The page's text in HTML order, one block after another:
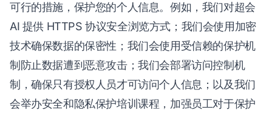
可行的措施，保护您的个人信息。例如，我们对超会
AI 提供 HTTPS 协议安全浏览方式；我们会使用加密
技术确保数据的保密性；我们会使用受信赖的保护机
制防止数据遭到恶意攻击；我们会部署访问控制机
制，确保只有授权人员才可访问个人信息；以及我们
会举办安全和隐私保护培训课程，加强员工对于保护